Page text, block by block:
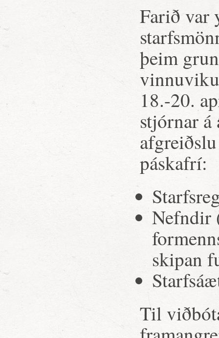
Farið var
þeim
18.-20.
stjórnar
páskafrí:
Nefndir
skipan
Til